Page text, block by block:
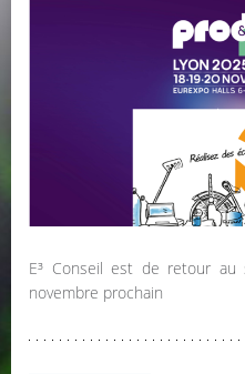
E³ Conseil est de retour
novembre prochain